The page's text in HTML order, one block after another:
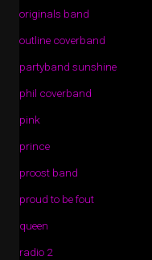
originals band
outline coverband
partyband sunshine
phil coverband
pink
prince
proost band
proud to be fout
queen
radio 2